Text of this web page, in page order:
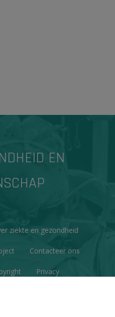
EN
ziekte en gezondheid
Contacteer ons
Privacy